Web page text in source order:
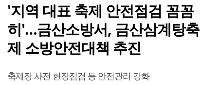
'지역 대표 축제 안전점검 꼼꼼
히'…금산소방서, 금산삼계탕축
제 소방안전대책 추진
축제장 사전 현장점검 등 안전관리 강화